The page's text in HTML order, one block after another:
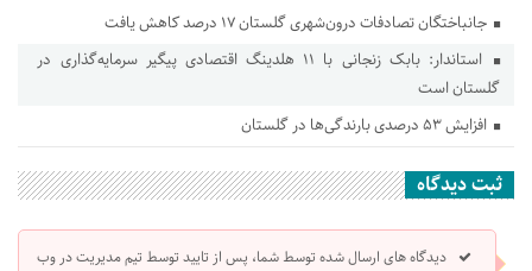
جانباختگان تصادفات درون‌شهری گلستان ۱۷ درصد کاهش یافت
استاندار: بابک زنجانی با ۱۱ هلدینگ اقتصادی پیگیر سرمایه‌گذاری در
گلستان است
افزایش ۵۳ درصدی بارندگی‌ها در گلستان
ثبت دیدگاه
دیدگاه های ارسال شده توسط شما، پس از تایید توسط تیم مدیریت در وب